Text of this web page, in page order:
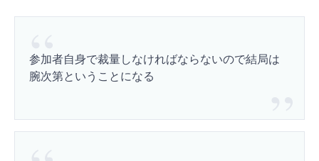
参加者自身で裁量しなければならないので結局は
腕次第ということになる